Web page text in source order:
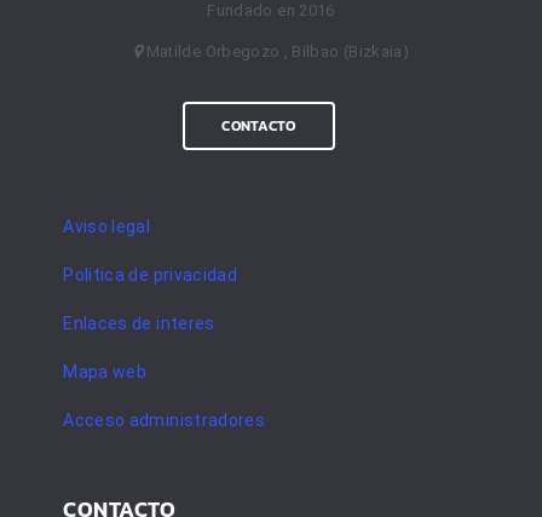
Fundado en 2016
Matilde Orbegozo , Bilbao (Bizkaia)
CONTACTO
Aviso legal
Politica de privacidad
Enlaces de interes
Mapa web
Acceso administradores
CONTACTO